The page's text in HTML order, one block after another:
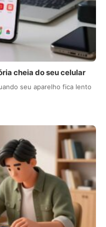
cheia do seu celular
seu aparelho fica lento